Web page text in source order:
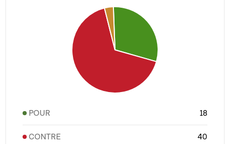
POUR 18
CONTRE 40